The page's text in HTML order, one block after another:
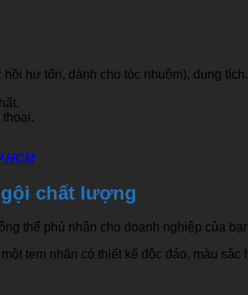
hư tổn, dành cho tóc nhuộm), dung tích.
thoại.
chất lượng
thể phủ nhận cho doanh nghiệp của
tem nhãn có thiết kế độc đáo, màu